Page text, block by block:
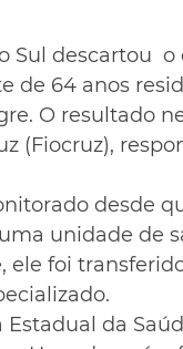
Sul descartou
de 64 anos
O resultado
(Fiocruz),
desde
unidade de
foi
da